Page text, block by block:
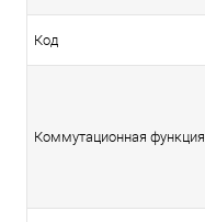
Код
Коммутационная функция